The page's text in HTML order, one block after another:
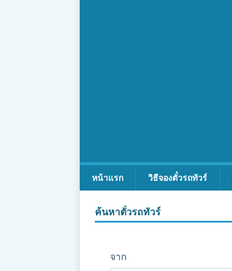
หน้าแรก วิธีจองตั๋วรถทัวร์
ค้นหาตั๋วรถทัวร์